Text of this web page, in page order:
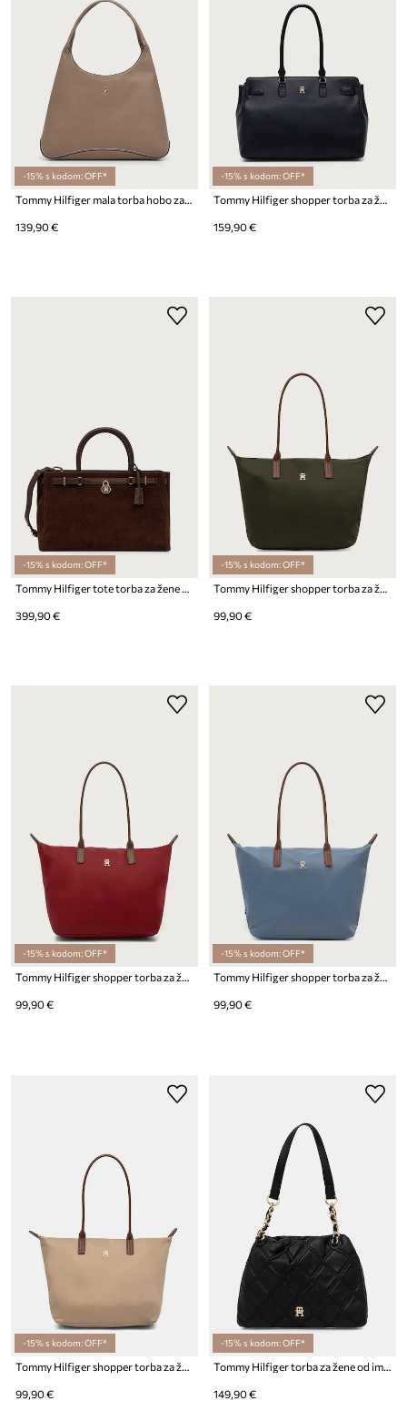
-15% s kodom: OFF*
139,90 €
-15% s kodom: OFF*
159,90 €
-15% s kodom: OFF*
Tommy Hilfiger tote torba za žene od brušene kože
399,90 €
-15% s kodom: OFF*
Tommy Hilfiger shopper torba za žene
99,90 €
-15% s kodom: OFF*
Tommy Hilfiger shopper torba za žene
99,90 €
-15% s kodom: OFF*
Tommy Hilfiger shopper torba za žene
99,90 €
-15% s kodom: OFF*
99,90 €
-15% s kodom: OFF*
149,90 €